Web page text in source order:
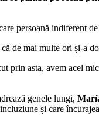
persoană indiferent
de mai multe ori și-a
prin asta, avem acel
genele lungi,
și care